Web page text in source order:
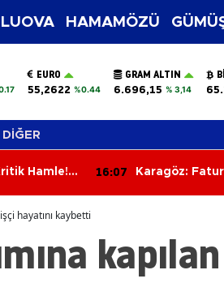
HAMAMÖZÜ
EURO
55,2622 %0.44
GRAM ALTIN
6.696,15 % 3,14
DİĞER
Hamle! 1
16:07 Karagöz:
hayatını kaybetti